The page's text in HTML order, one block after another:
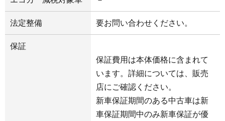
法定整備 要お問い合わせください。
保証
保証費用は本体価格に含まれて
います。詳細については、販売
店にご確認ください。
新車保証期間のある中古車は新
車保証期間中のみ新車保証が優